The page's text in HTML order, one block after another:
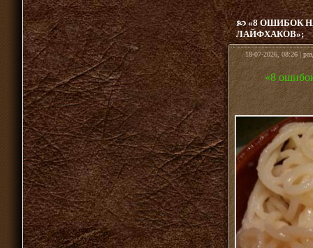
«8 ОШИБОК
ЛАЙФХАКОВ»;
18-07-2026, 08:26 |
«8